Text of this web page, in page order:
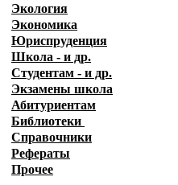
Экология
Экономика
Юриспруденция
Школа - и др.
Студентам - и др.
Экзамены школа
Абитуриентам
Библиотеки
Справочники
Рефераты
Прочее